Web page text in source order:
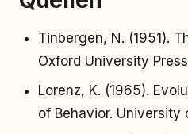
Tinbergen, N. (1951).
Oxford University
Lorenz, K. (1965).
of Behavior. University